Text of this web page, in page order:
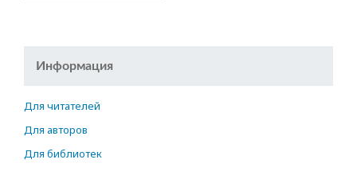
Информация
Для читателей
Для авторов
Для библиотек